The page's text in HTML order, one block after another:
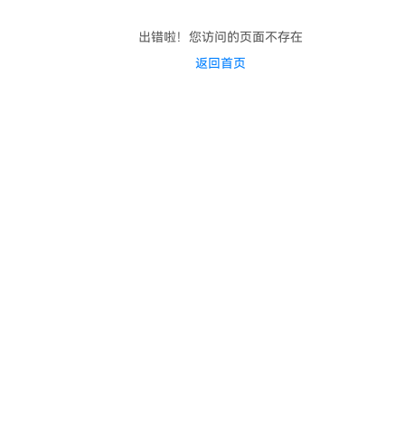
出错啦！您访问的页面不存在
返回首页